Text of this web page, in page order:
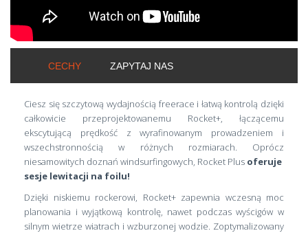
CECHY ZAPYTAJ NAS
Ciesz się szczytową wydajnością freerace i łatwą kontrolą dzięki
całkowicie przeprojektowanemu Rocket+, łączącemu
ekscytującą prędkość z wyrafinowanym prowadzeniem i
wszechstronnością w różnych rozmiarach. Oprócz
niesamowitych doznań windsurfingowych, Rocket Plus oferuje
sesje lewitacji na foilu!
Dzięki niskiemu rockerowi, Rocket+ zapewnia wczesną moc
planowania i wyjątkową kontrolę, nawet podczas wyścigów w
silnym wietrze wiatrach i wzburzonej wodzie. Zoptymalizowany